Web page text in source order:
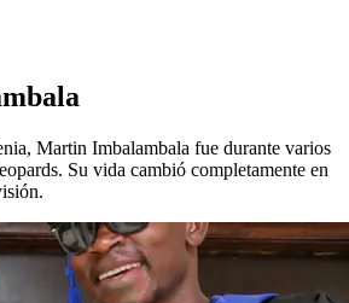
Martin Imbalambala fue durante varios
Su vida cambió completamente en